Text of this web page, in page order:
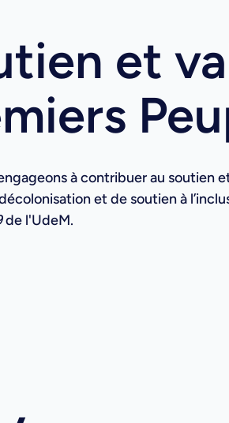
et
à contribuer au soutien
et de soutien à
de l'UdeM.